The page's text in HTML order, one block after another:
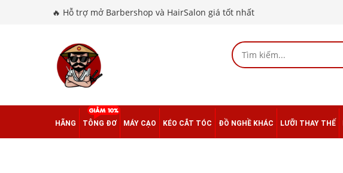
🔥 Hỗ trợ mở Barbershop và HairSalon giá tốt nhất
HÃNG TÔNG ĐƠ MÁY CẠO KÉO CẮT TÓC ĐỒ NGHỀ KHÁC LƯỠI THAY THẾ